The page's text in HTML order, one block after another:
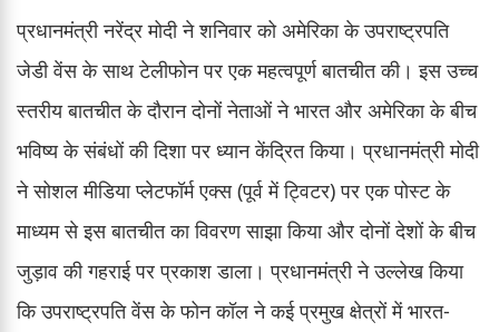
प्रधानमंत्री नरेंद्र मोदी ने शनिवार को अमेरिका के उपराष्ट्रपति
जेडी वेंस के साथ टेलीफोन पर एक महत्वपूर्ण बातचीत की। इस उच्च
स्तरीय बातचीत के दौरान दोनों नेताओं ने भारत और अमेरिका के बीच
भविष्य के संबंधों की दिशा पर ध्यान केंद्रित किया। प्रधानमंत्री मोदी
ने सोशल मीडिया प्लेटफॉर्म एक्स (पूर्व में ट्विटर) पर एक पोस्ट के
माध्यम से इस बातचीत का विवरण साझा किया और दोनों देशों के बीच
जुड़ाव की गहराई पर प्रकाश डाला। प्रधानमंत्री ने उल्लेख किया
कि उपराष्ट्रपति वेंस के फोन कॉल ने कई प्रमुख क्षेत्रों में भारत-